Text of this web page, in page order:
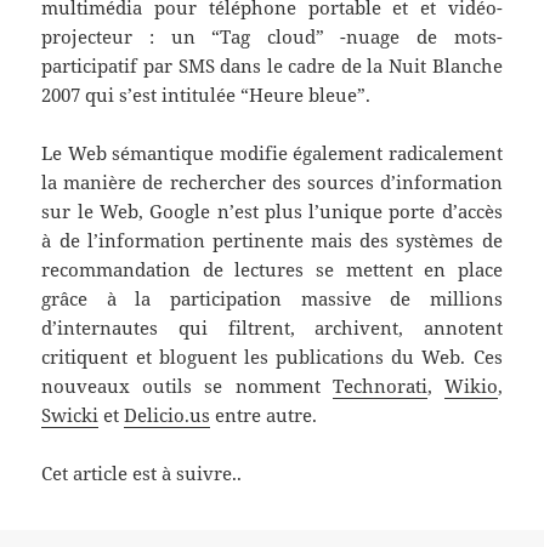
multimédia pour téléphone portable et et vidéo-
projecteur : un “Tag cloud” -nuage de mots-
participatif par SMS dans le cadre de la Nuit Blanche
2007 qui s’est intitulée “Heure bleue”.
Le Web sémantique modifie également radicalement
la manière de rechercher des sources d’information
sur le Web, Google n’est plus l’unique porte d’accès
à de l’information pertinente mais des systèmes de
recommandation de lectures se mettent en place
grâce à la participation massive de millions
d’internautes qui filtrent, archivent, annotent
critiquent et bloguent les publications du Web. Ces
nouveaux outils se nomment Technorati, Wikio,
Swicki etDelicio.us entre autre.
Cet article est à suivre..